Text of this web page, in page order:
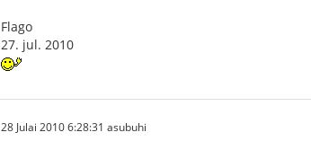
Flago
27. jul. 2010
28 Julai 2010 6:28:31 asubuhi